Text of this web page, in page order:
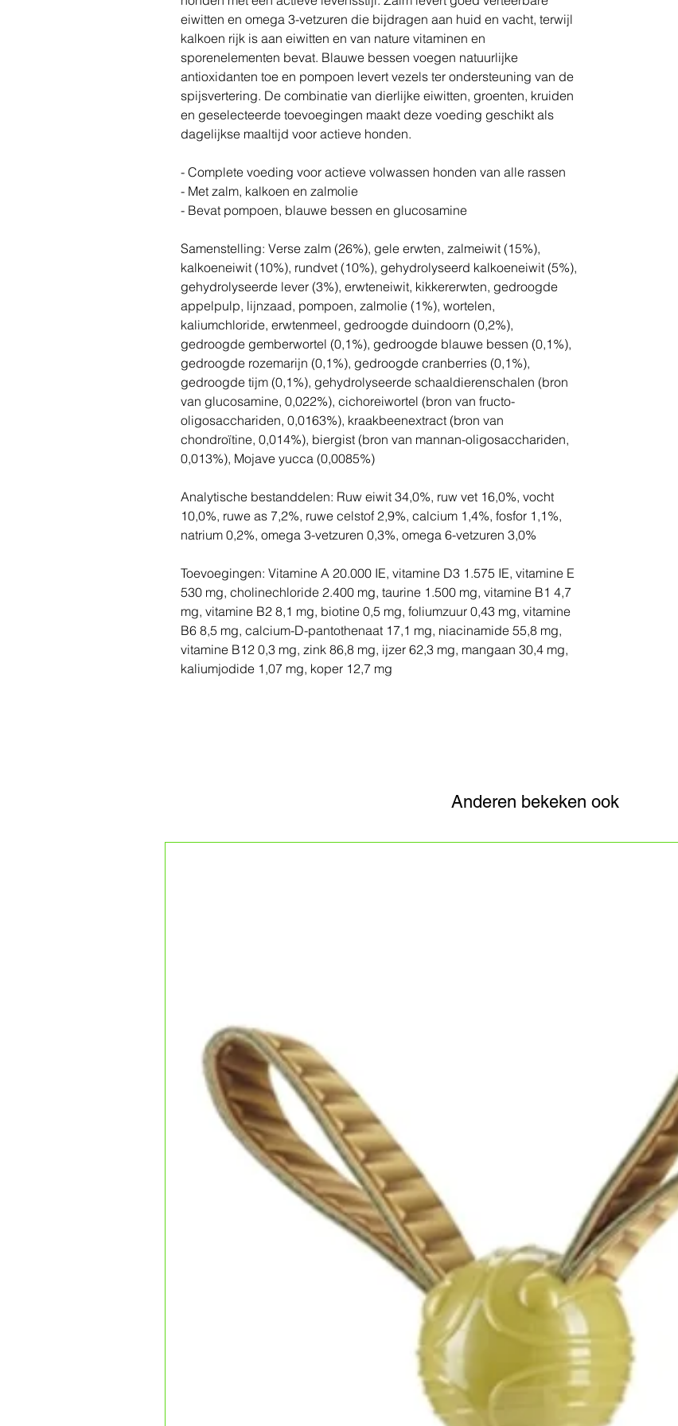
eiwitten en omega 3-vetzuren die bijdragen aan huid en vacht, terwijl
kalkoen rijk is aan eiwitten en van nature vitaminen en
sporenelementen bevat. Blauwe bessen voegen natuurlijke
antioxidanten toe en pompoen levert vezels ter ondersteuning van de
spijsvertering. De combinatie van dierlijke eiwitten, groenten, kruiden
en geselecteerde toevoegingen maakt deze voeding geschikt als
dagelijkse maaltijd voor actieve honden.
- Complete voeding voor actieve volwassen honden van alle rassen
- Met zalm, kalkoen en zalmolie
- Bevat pompoen, blauwe bessen en glucosamine
Samenstelling: Verse zalm (26%), gele erwten, zalmeiwit (15%),
kalkoeneiwit (10%), rundvet (10%), gehydrolyseerd kalkoeneiwit (5%),
gehydrolyseerde lever (3%), erwteneiwit, kikkererwten, gedroogde
appelpulp, lijnzaad, pompoen, zalmolie (1%), wortelen,
kaliumchloride, erwtenmeel, gedroogde duindoorn (0,2%),
gedroogde gemberwortel (0,1%), gedroogde blauwe bessen (0,1%),
gedroogde rozemarijn (0,1%), gedroogde cranberries (0,1%),
gedroogde tijm (0,1%), gehydrolyseerde schaaldierenschalen (bron
van glucosamine, 0,022%), cichoreiwortel (bron van fructo-
oligosacchariden, 0,0163%), kraakbeenextract (bron van
chondroïtine, 0,014%), biergist (bron van mannan-oligosacchariden,
0,013%), Mojave yucca (0,0085%)
Analytische bestanddelen: Ruw eiwit 34,0%, ruw vet 16,0%, vocht
10,0%, ruwe as 7,2%, ruwe celstof 2,9%, calcium 1,4%, fosfor 1,1%,
natrium 0,2%, omega 3-vetzuren 0,3%, omega 6-vetzuren 3,0%
Toevoegingen: Vitamine A 20.000 IE, vitamine D3 1.575 IE, vitamine E
530 mg, cholinechloride 2.400 mg, taurine 1.500 mg, vitamine B1 4,7
mg, vitamine B2 8,1 mg, biotine 0,5 mg, foliumzuur 0,43 mg, vitamine
B6 8,5 mg, calcium-D-pantothenaat 17,1 mg, niacinamide 55,8 mg,
vitamine B12 0,3 mg, zink 86,8 mg, ijzer 62,3 mg, mangaan 30,4 mg,
kaliumjodide 1,07 mg, koper 12,7 mg
Anderen bekeken ook